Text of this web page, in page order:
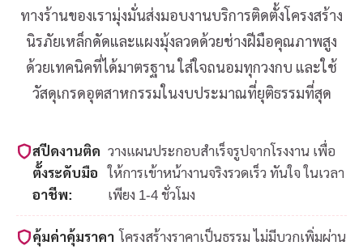
ทางร้านของเรามุ่งมั่นส่งมอบงานบริการติดตั้งโครงสร้าง
นิรภัยเหล็กดัดและแผงมุ้งลวดด้วยช่างฝีมือคุณภาพสูง
ด้วยเทคนิคที่ได้มาตรฐาน ใส่ใจถนอมทุกวงกบ และใช้
วัสดุเกรดอุตสาหกรรมในงบประมาณที่ยุติธรรมที่สุด
สปีดงานติด
ตั้งระดับมือ
อาชีพ:
วางแผนประกอบสำเร็จรูปจากโรงงาน เพื่อ
ให้การเข้าหน้างานจริงรวดเร็ว ทันใจ ในเวลา
เพียง 1-4 ชั่วโมง
คุ้มค่าคุ้มราคา โครงสร้างราคาเป็นธรรม ไม่มีบวกเพิ่มผ่าน